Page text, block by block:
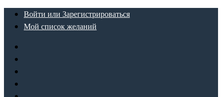
ПерейтиВойти или Зарегистрироваться
Мой список желаний